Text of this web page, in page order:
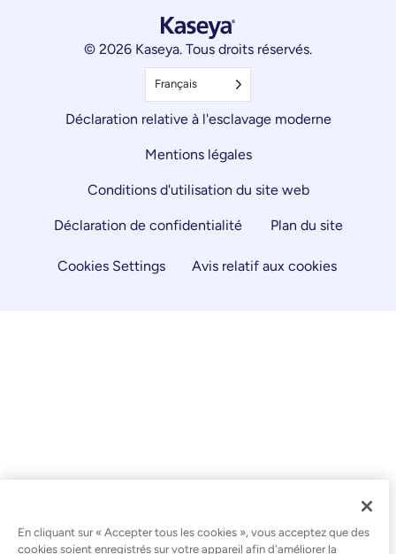
© 2026 Kaseya. Tous droits réservés.
Français
Déclaration relative à l'esclavage moderne
Mentions légales
Conditions d'utilisation du site web
Déclaration de confidentialité Plan du site
Cookies Settings Avis relatif aux cookies
En cliquant sur « Accepter tous les cookies », vous acceptez que des
cookies soient enregistrés sur votre appareil afin d'améliorer la